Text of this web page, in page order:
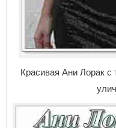
Красивая Ани Лорак